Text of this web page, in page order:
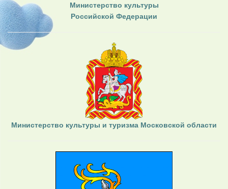
Министерство культуры
Российской Федерации
Министерство культуры и туризма Московской области